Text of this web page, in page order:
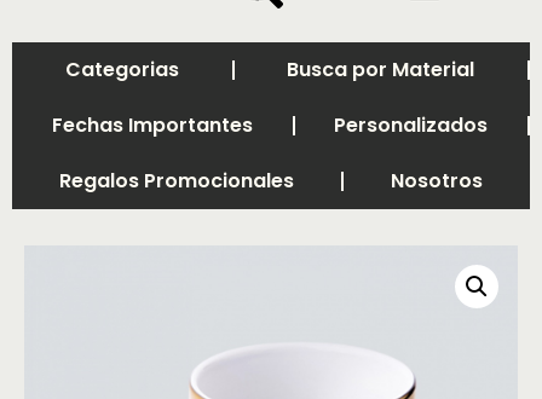
Categorias
Busca por Material
Fechas Importantes
Personalizados
Regalos Promocionales
Nosotros